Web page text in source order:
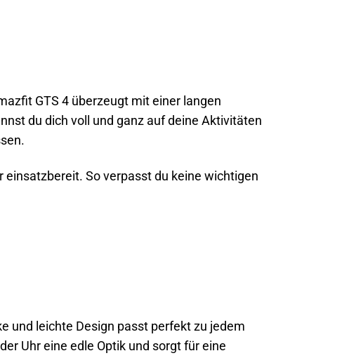
GTS 4 überzeugt mit einer langen
du dich voll und ganz auf deine Aktivitäten
einsatzbereit. So verpasst du keine wichtigen
und leichte Design passt perfekt zu jedem
Uhr eine edle Optik und sorgt für eine